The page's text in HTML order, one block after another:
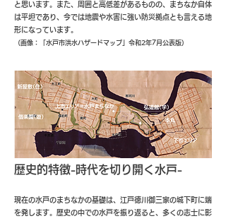
と思います。また、周囲と高低差があるものの、まちなか自体
は平坦であり、今では地震や水害に強い防災拠点とも言える地
形になっています。
（画像：「水戸市洪水ハザードマップ」令和2年7月公表版）
歴史的特徴-時代を切り開く水戸-
現在の水戸のまちなかの基礎は、江戸徳川御三家の城下町に端
を発します。歴史の中での水戸を振り返ると、多くの志士に影